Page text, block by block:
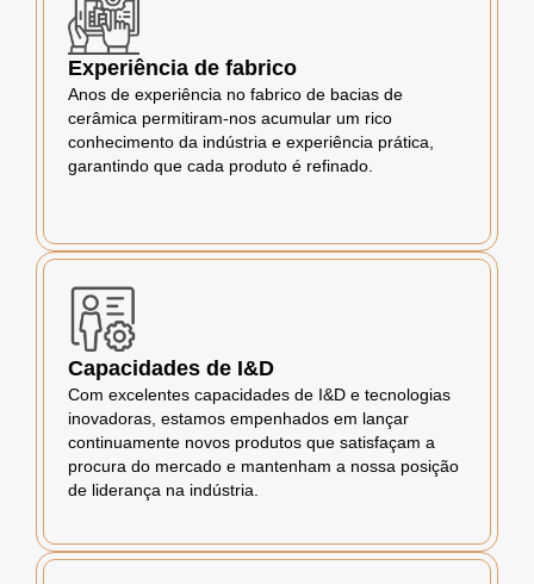
Experiência de fabrico
Anos de experiência no fabrico de bacias de
cerâmica permitiram-nos acumular um rico
conhecimento da indústria e experiência prática,
garantindo que cada produto é refinado.
Capacidades de I&D
Com excelentes capacidades de I&D e tecnologias
inovadoras, estamos empenhados em lançar
continuamente novos produtos que satisfaçam a
procura do mercado e mantenham a nossa posição
de liderança na indústria.